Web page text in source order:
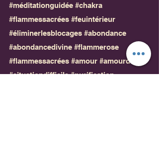
#méditationguidée #chakra
#flammessacrées #feuintérieur
#éliminerlesblocages #abondance
#abondancedivine #flammerose
#flammessacrées #amour #amourdivin
#situationdifficile #purification